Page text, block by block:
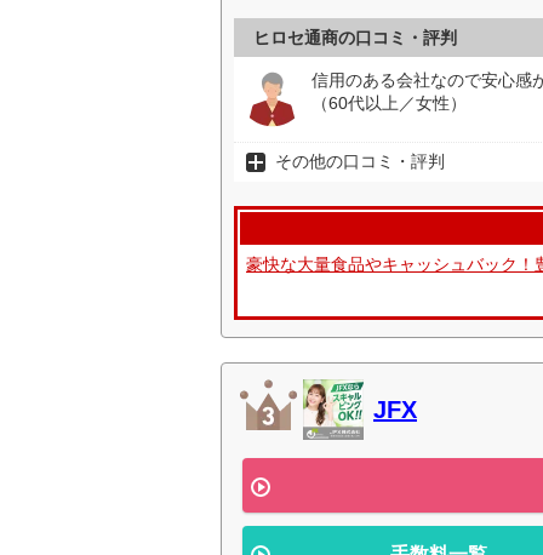
ヒロセ通商の口コミ・評判
信用のある会社なので安心感
（60代以上／女性）
その他の口コミ・評判
豪快な大量食品やキャッシュバック！
JFX